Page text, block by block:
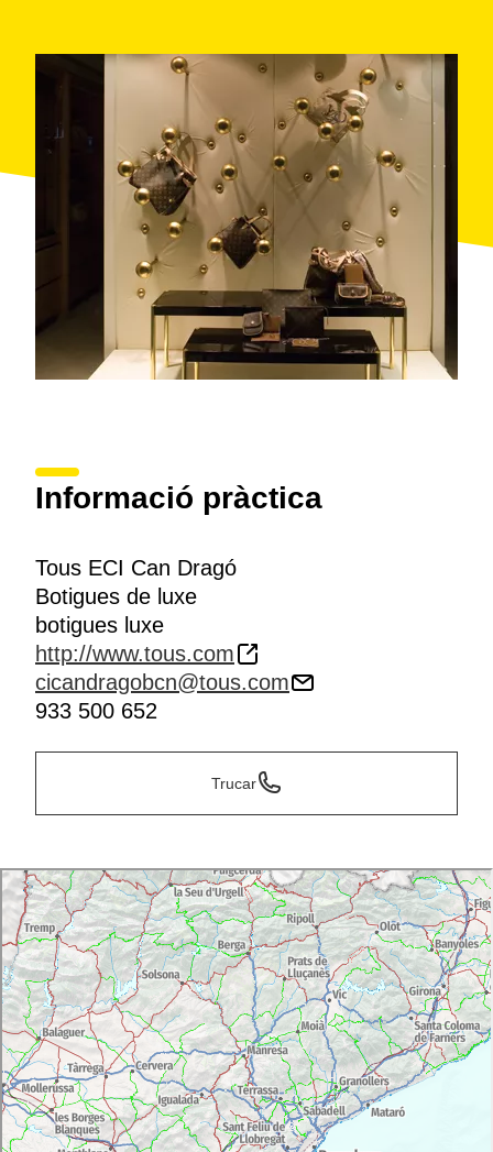
Informació pràctica
Tous ECI Can Dragó
Botigues de luxe
botigues luxe
http://www.tous.com
cicandragobcn@tous.com
933 500 652
Trucar